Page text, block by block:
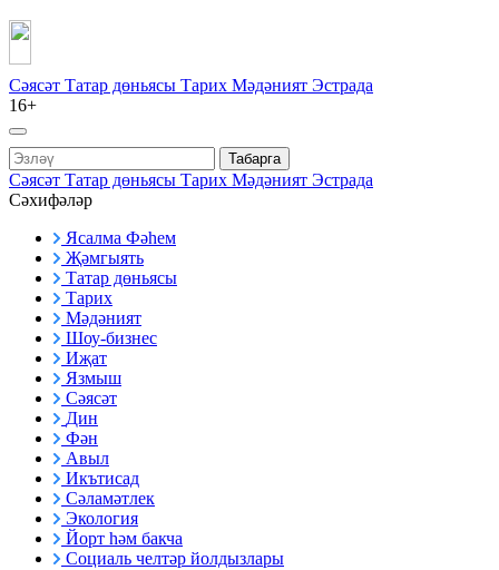
Сәясәт Татар дөньясы Тарих Мәдәният Эстрада
16+
Табарга
Сәясәт Татар дөньясы Тарих Мәдәният Эстрада
Сәхифәләр
Ясалма Фәһем
Җәмгыять
Татар дөньясы
Тарих
Мәдәният
Шоу-бизнес
Иҗат
Язмыш
Сәясәт
Дин
Фән
Авыл
Икътисад
Сәламәтлек
Экология
Йорт һәм бакча
Социаль челтәр йолдызлары